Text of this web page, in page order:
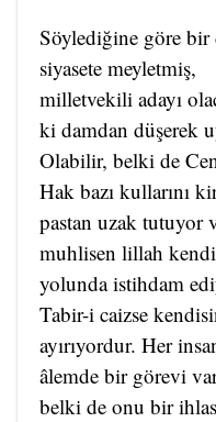
Söylediğine göre bir
siyasete meyletmiş,
milletvekili adayı
ki damdan düşerek
Olabilir, belki de
Hak bazı kullarını
pastan uzak tutuyor
muhlisen lillah
yolunda istihdam
Tabir-i caizse
ayırıyordur. Her
âlemde bir görevi
belki de onu bir ihlas